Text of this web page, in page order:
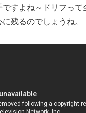
ですよね～ドリフって
残るのでしょうね。